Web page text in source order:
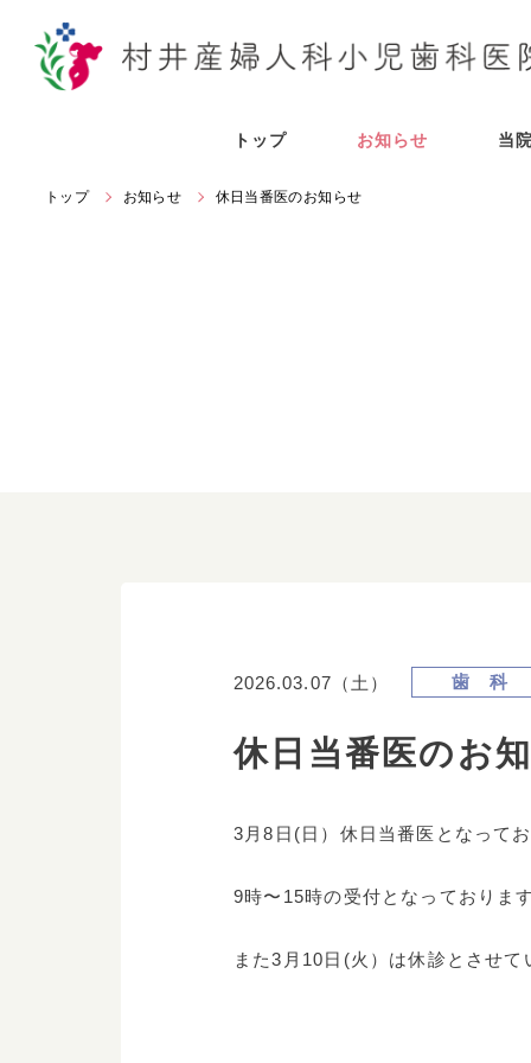
トップ お知らせ 当
トップ お知らせ 休日当番医のお知らせ
2026.03.07（土） 歯 科
休日当番医のお
3月8日(日）休日当番医となってお
9時〜15時の受付となっておりま
また3月10日(火）は休診とさせて